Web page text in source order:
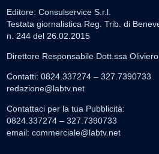
Editore: Consulservice S.r.l.
Testata giornalistica Reg. Trib. di
n. 244 del 26.02.2015
Direttore Responsabile Dott.ssa
Contatti: 0824.337274 – 327.7390733
redazione@labtv.net
Contattaci per la tua Pubblicità:
0824.337274 – 327.7390733
email: commerciale@labtv.net